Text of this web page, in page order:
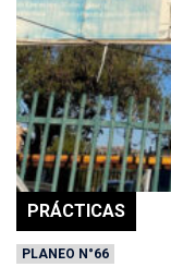
PRÁCTICAS
PLANEO N°66